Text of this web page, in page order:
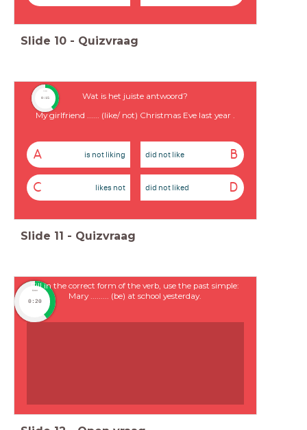
Slide 10 - Quizvraag
Wat is het juiste antwoord?
My girlfriend ...... (like/ not) Christmas Eve last year .
timer
0:15
A is not liking B
did not like
C likes not D
did not liked
Slide 11 - Quizvraag
Fill in the correct form of the verb, use the past simple:
Mary ......... (be) at school yesterday.
timer
0:20